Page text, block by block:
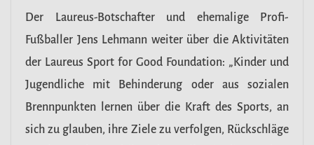
Der Laureus-Botschafter und ehemalige Profi-
Fußballer Jens Lehmann weiter über die Aktivitäten
der Laureus Sport for Good Foundation: „Kinder und
Jugendliche mit Behinderung oder aus sozialen
Brennpunkten lernen über die Kraft des Sports, an
sich zu glauben, ihre Ziele zu verfolgen, Rückschläge